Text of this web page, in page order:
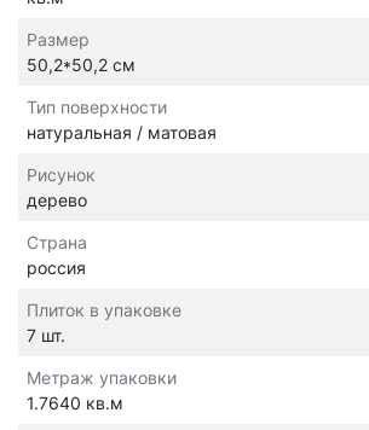
Размер
50,2*50,2 см
Тип поверхности
натуральная / матовая
Рисунок
дерево
Страна
россия
Плиток в упаковке
7 шт.
Метраж упаковки
1.7640 кв.м